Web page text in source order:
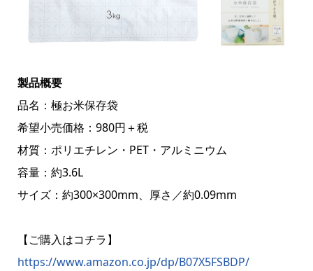
製品概要
品名：極お米保存袋
希望小売価格：980円＋税
材質：ポリエチレン・PET・アルミニウム
容量：約3.6L
サイズ：約300×300mm、厚さ／約0.09mm
【ご購入はコチラ】
https://www.amazon.co.jp/dp/B07X5FSBDP/